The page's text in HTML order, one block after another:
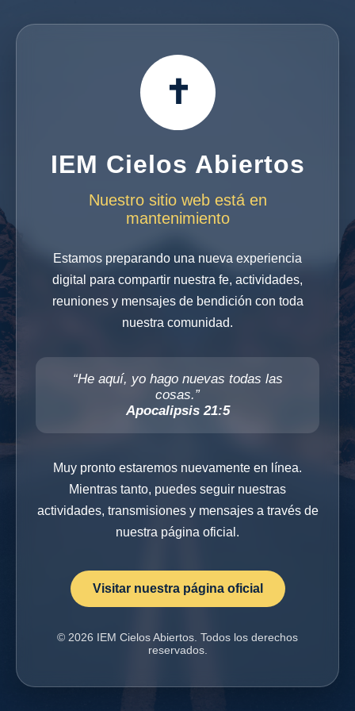
✝
IEM Cielos Abiertos
Nuestro sitio web está en
mantenimiento
Estamos preparando una nueva experiencia
digital para compartir nuestra fe, actividades,
reuniones y mensajes de bendición con toda
nuestra comunidad.
“He aquí, yo hago nuevas todas las
cosas.”
Apocalipsis 21:5
Muy pronto estaremos nuevamente en línea.
Mientras tanto, puedes seguir nuestras
actividades, transmisiones y mensajes a través de
nuestra página oficial.
Visitar nuestra página oficial
© 2026 IEM Cielos Abiertos. Todos los derechos
reservados.